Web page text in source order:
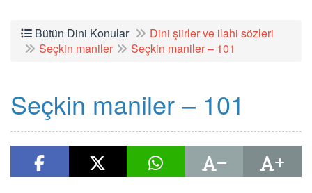
Bütün Dini Konular
Dini şiirler ve ilahi sözleri
Seçkin maniler
Seçkin maniler – 101
Seçkin maniler – 101